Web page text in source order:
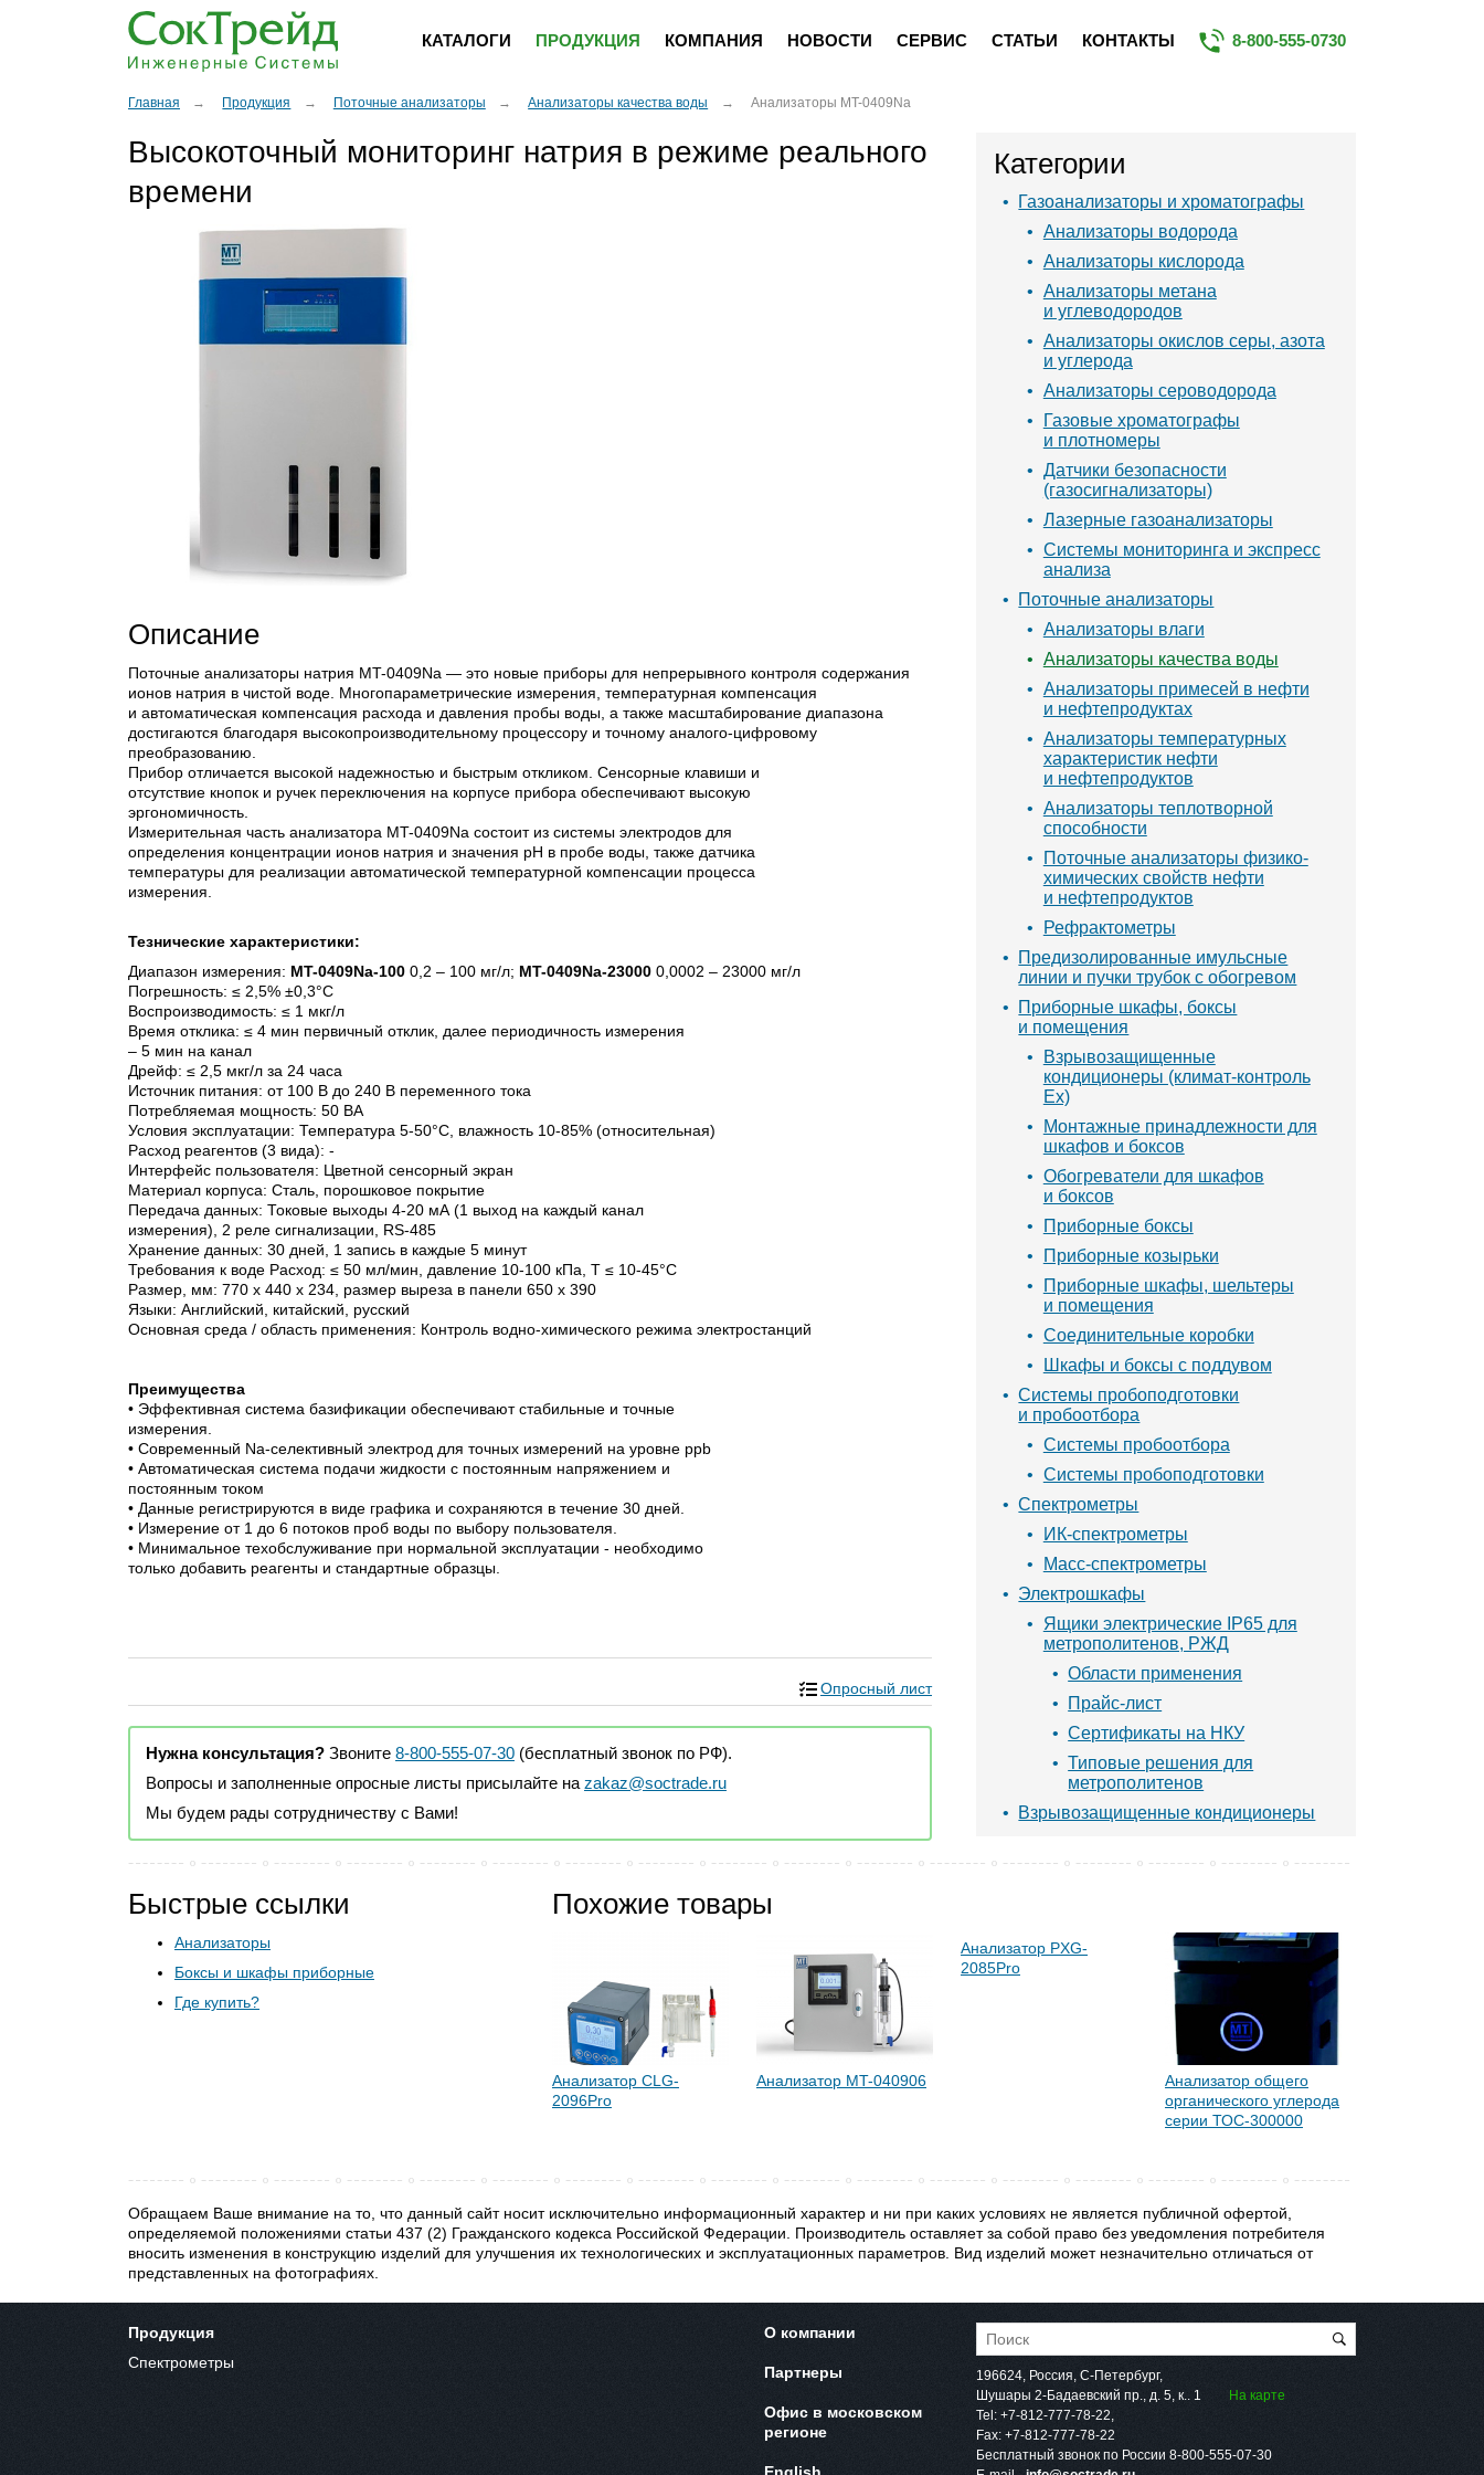
КАТАЛОГИ ПРОДУКЦИЯ КОМПАНИЯ НОВОСТИ СЕРВИС СТАТЬИ КОНТАКТЫ 8-800-555-0730
Главная Продукция Поточные анализаторы Анализаторы качества воды Анализаторы MT-0409Na
Высокоточный мониторинг натрия в режиме реального
времени
Описание
Поточные анализаторы натрия MT-0409Na — это новые приборы для непрерывного контроля содержания
ионов натрия в чистой воде. Многопараметрические измерения, температурная компенсация
и автоматическая компенсация расхода и давления пробы воды, а также масштабирование диапазона
достигаются благодаря высокопроизводительному процессору и точному аналого-цифровому
преобразованию.
Прибор отличается высокой надежностью и быстрым откликом. Сенсорные клавиши и
отсутствие кнопок и ручек переключения на корпусе прибора обеспечивают высокую
эргономичность.
Измерительная часть анализатора MT-0409Na состоит из системы электродов для
определения концентрации ионов натрия и значения pH в пробе воды, также датчика
температуры для реализации автоматической температурной компенсации процесса
измерения.
Тезнические характеристики:
Диапазон измерения: MT-0409Na-100 0,2 – 100 мг/л; MT-0409Na-23000 0,0002 – 23000 мг/л
Погрешность: ≤ 2,5% ±0,3°С
Воспроизводимость: ≤ 1 мкг/л
Время отклика: ≤ 4 мин первичный отклик, далее периодичность измерения
– 5 мин на канал
Дрейф: ≤ 2,5 мкг/л за 24 часа
Источник питания: от 100 В до 240 В переменного тока
Потребляемая мощность: 50 ВА
Условия эксплуатации: Температура 5-50°С, влажность 10-85% (относительная)
Расход реагентов (3 вида): -
Интерфейс пользователя: Цветной сенсорный экран
Материал корпуса: Сталь, порошковое покрытие
Передача данных: Токовые выходы 4-20 мА (1 выход на каждый канал
измерения), 2 реле сигнализации, RS-485
Хранение данных: 30 дней, 1 запись в каждые 5 минут
Требования к воде Расход: ≤ 50 мл/мин, давление 10-100 кПа, Т ≤ 10-45°С
Размер, мм: 770 x 440 x 234, размер выреза в панели 650 х 390
Языки: Английский, китайский, русский
Основная среда / область применения: Контроль водно-химического режима электростанций
Преимущества
• Эффективная система базификации обеспечивают стабильные и точные
измерения.
• Современный Na-селективный электрод для точных измерений на уровне ppb
• Автоматическая система подачи жидкости с постоянным напряжением и
постоянным током
• Данные регистрируются в виде графика и сохраняются в течение 30 дней.
• Измерение от 1 до 6 потоков проб воды по выбору пользователя.
• Минимальное техобслуживание при нормальной эксплуатации - необходимо
только добавить реагенты и стандартные образцы.
Опросный лист
Нужна консультация? Звоните 8-800-555-07-30 (бесплатный звонок по РФ).
Вопросы и заполненные опросные листы присылайте на zakaz@soctrade.ru
Мы будем рады сотрудничеству с Вами!
Категории
Газоанализаторы и хроматографы
Анализаторы водорода
Анализаторы кислорода
Анализаторы метана
и углеводородов
Анализаторы окислов серы, азота
и углерода
Анализаторы сероводорода
Газовые хроматографы
и плотномеры
Датчики безопасности
(газосигнализаторы)
Лазерные газоанализаторы
Системы мониторинга и экспресс
анализа
Поточные анализаторы
Анализаторы влаги
Анализаторы качества воды
Анализаторы примесей в нефти
и нефтепродуктах
Анализаторы температурных
характеристик нефти
и нефтепродуктов
Анализаторы теплотворной
способности
Поточные анализаторы физико-
химических свойств нефти
и нефтепродуктов
Рефрактометры
Предизолированные имульсные
линии и пучки трубок с обогревом
Приборные шкафы, боксы
и помещения
Взрывозащищенные
кондиционеры (климат-контроль
Ex)
Монтажные принадлежности для
шкафов и боксов
Обогреватели для шкафов
и боксов
Приборные боксы
Приборные козырьки
Приборные шкафы, шельтеры
и помещения
Соединительные коробки
Шкафы и боксы с поддувом
Системы пробоподготовки
и пробоотбора
Системы пробоотбора
Системы пробоподготовки
Спектрометры
ИК-спектрометры
Масс-спектрометры
Электрошкафы
Ящики электрические IP65 для
метрополитенов, РЖД
Области применения
Прайс-лист
Сертификаты на НКУ
Типовые решения для
метрополитенов
Взрывозащищенные кондиционеры
Быстрые ссылки
Анализаторы
Боксы и шкафы приборные
Где купить?
Похожие товары
Анализатор CLG-
2096Pro
Анализатор MT-040906
Анализатор PXG-
2085Pro
Анализатор общего
органического углерода
серии ТОС-300000
Обращаем Ваше внимание на то, что данный сайт носит исключительно информационный характер и ни при каких условиях не является публичной офертой,
определяемой положениями статьи 437 (2) Гражданского кодекса Российской Федерации. Производитель оставляет за собой право без уведомления потребителя
вносить изменения в конструкцию изделий для улучшения их технологических и эксплуатационных параметров. Вид изделий может незначительно отличаться от
представленных на фотографиях.
Продукция
Спектрометры
О компании
Партнеры
Офис в московском
регионе
English
196624, Россия, С-Петербург,
Шушары 2-Бадаевский пр., д. 5, к.. 1
На карте
Tel: +7-812-777-78-22
Fax: +7-812-777-78-22
Бесплатный звонок по России 8-800-555-07-30